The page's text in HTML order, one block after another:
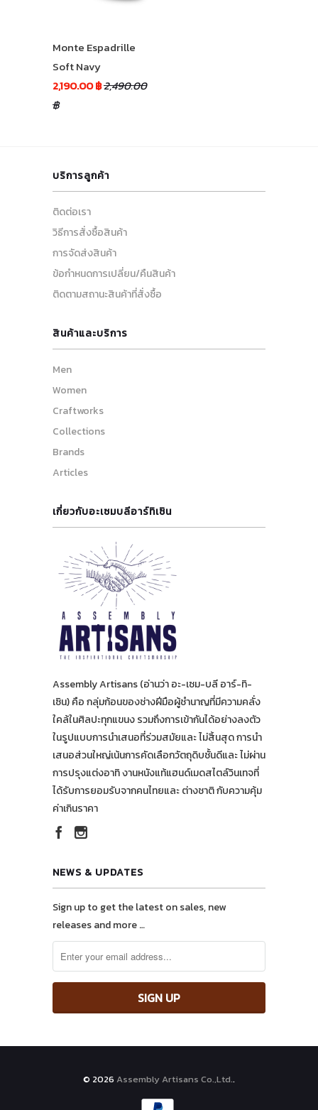
Monte Espadrille
Soft Navy
2,190.00 ฿2,490.00
฿
บริการลูกค้า
ติดต่อเรา
วิธีการสั่งซื้อสินค้า
การจัดส่งสินค้า
ข้อกำหนดการเปลี่ยน/คืนสินค้า
ติดตามสถานะสินค้าที่สั่งซื้อ
สินค้าและบริการ
Men
Women
Craftworks
Collections
Brands
Articles
เกี่ยวกับอะเซมบลีอาร์ทิเซิน
Assembly Artisans (อ่านว่า อะ-เซม-บลี อาร์-ทิ-
เซิน) คือ กลุ่มก้อนของช่างฝีมือผู้ชำนาญที่มีความคลั่ง
ใคล้ในศิลปะทุกแขนง รวมถึงการเข้ากันได้อย่างลงตัว
ในรูปแบบการนำเสนอที่ร่วมสมัยและ ไม่สิ้นสุด การนำ
เสนอส่วนใหญ่เน้นการคัดเลือกวัตถุดิบชั้นดีและ ไม่ผ่าน
การปรุงแต่งอาทิ งานหนังแท้แฮนด์เมดสไตล์วินเทจที่
ได้รับการยอมรับจากคนไทยและ ต่างชาติ กับความคุ้ม
ค่าเกินราคา
NEWS & UPDATES
Sign up to get the latest on sales, new
releases and more …
© 2026 Assembly Artisans Co.,Ltd..